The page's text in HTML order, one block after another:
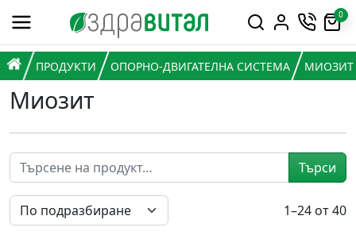
Премини към съдържанието
Горна навигация
0
Главна навигация
НАЧАЛО
ПРОДУКТИ ОПОРНО-ДВИГАТЕЛНА СИСТЕМА МИОЗИТ
Миозит
1–24 от 40
Търси